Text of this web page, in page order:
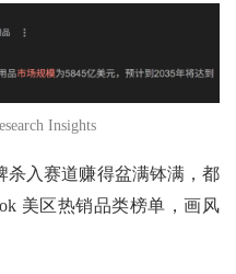
Insights
杀入赛道赚得盆满钵满，都
美区热销品类榜单，画风